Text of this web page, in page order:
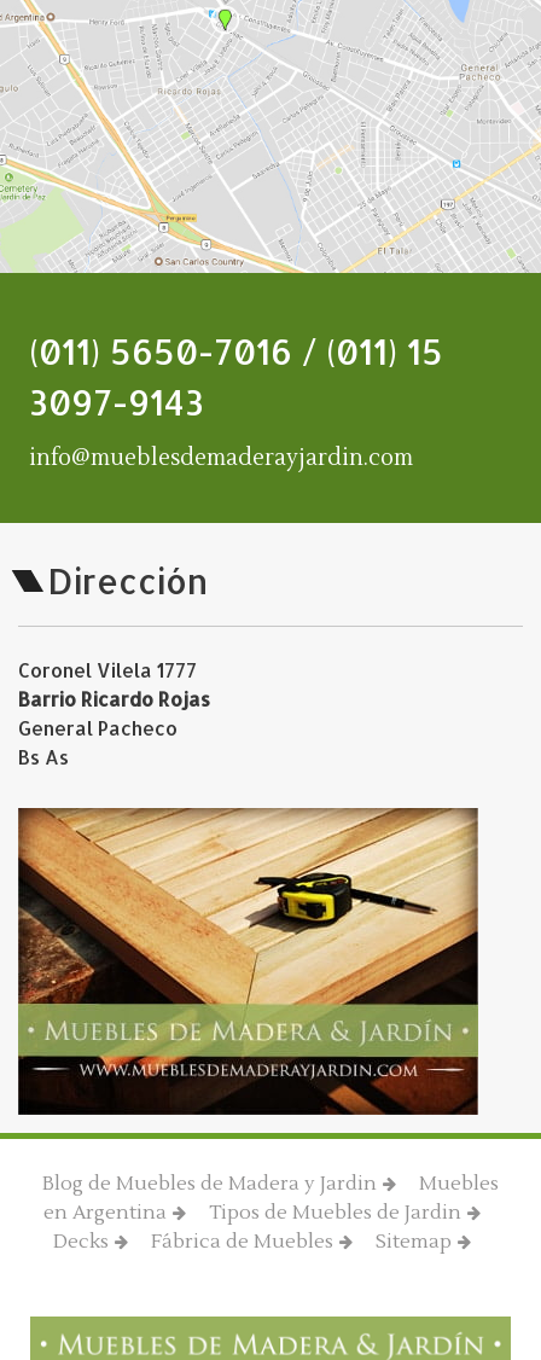
(011) 5650-7016 / (011) 15
3097-9143
info@mueblesdemaderayjardin.com
Dirección
Coronel Vilela 1777
Barrio Ricardo Rojas
General Pacheco
Bs As
Blog de Muebles de Madera y Jardin
Muebles
en Argentina
Tipos de Muebles de Jardin
Decks
Fábrica de Muebles Sitemap